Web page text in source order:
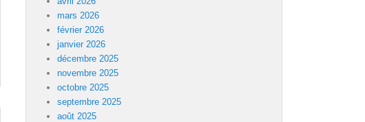
mars 2026
février 2026
janvier 2026
décembre 2025
novembre 2025
octobre 2025
septembre 2025
août 2025